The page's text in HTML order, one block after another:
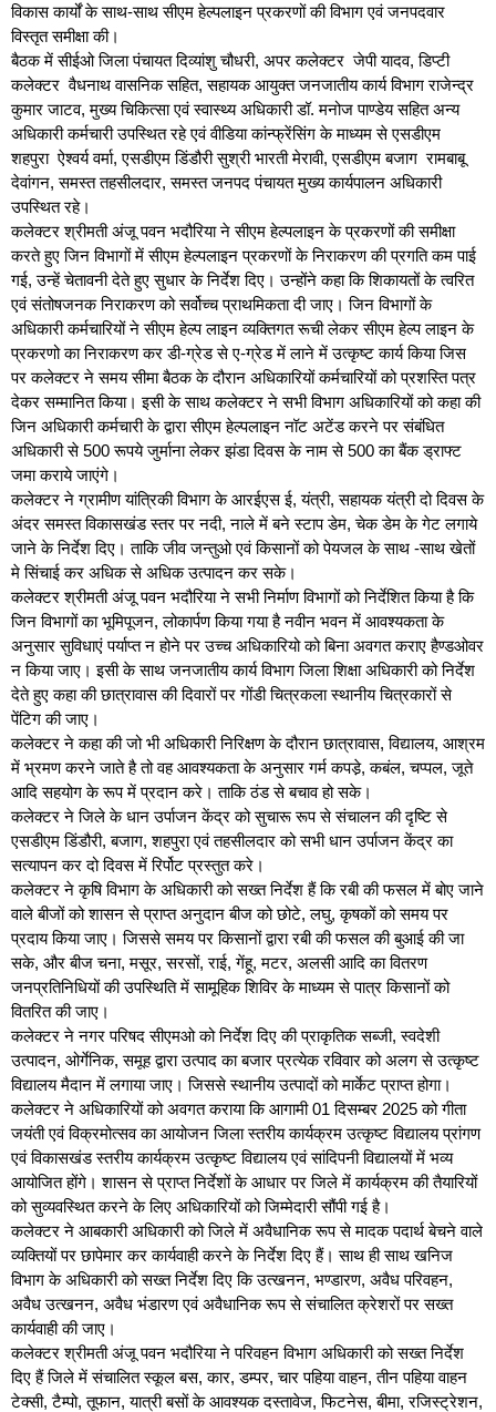
विकास कार्यों के साथ-साथ सीएम हेल्पलाइन प्रकरणों की विभाग एवं जनपदवार
विस्तृत समीक्षा की।
बैठक में सीईओ जिला पंचायत दिव्यांशु चौधरी, अपर कलेक्टर जेपी यादव, डिप्टी
कलेक्टर वैधनाथ वासनिक सहित, सहायक आयुक्त जनजातीय कार्य विभाग राजेन्द्र
कुमार जाटव, मुख्य चिकित्सा एवं स्वास्थ्य अधिकारी डॉ. मनोज पाण्डेय सहित अन्य
अधिकारी कर्मचारी उपस्थित रहे एवं वीडिया कांन्फ्रेंसिंग के माध्यम से एसडीएम
शहपुरा ऐश्वर्य वर्मा, एसडीएम डिंडौरी सुश्री भारती मेरावी, एसडीएम बजाग रामबाबू
देवांगन, समस्त तहसीलदार, समस्त जनपद पंचायत मुख्य कार्यपालन अधिकारी
उपस्थित रहे।
कलेक्टर श्रीमती अंजू पवन भदौरिया ने सीएम हेल्पलाइन के प्रकरणों की समीक्षा
करते हुए जिन विभागों में सीएम हेल्पलाइन प्रकरणों के निराकरण की प्रगति कम पाई
गई, उन्हें चेतावनी देते हुए सुधार के निर्देश दिए। उन्होंने कहा कि शिकायतों के त्वरित
एवं संतोषजनक निराकरण को सर्वोच्च प्राथमिकता दी जाए। जिन विभागों के
अधिकारी कर्मचारियों ने सीएम हेल्प लाइन व्यक्तिगत रूची लेकर सीएम हेल्प लाइन के
प्रकरणो का निराकरण कर डी-ग्रेड से ए-ग्रेड में लाने में उत्कृष्ट कार्य किया जिस
पर कलेक्टर ने समय सीमा बैठक के दौरान अधिकारियों कर्मचारियों को प्रशस्ति पत्र
देकर सम्मानित किया। इसी के साथ कलेक्टर ने सभी विभाग अधिकारियों को कहा की
जिन अधिकारी कर्मचारी के द्वारा सीएम हेल्पलाइन नॉट अटेंड करने पर संबंधित
अधिकारी से 500 रूपये जुर्माना लेकर झंडा दिवस के नाम से 500 का बैंक ड्राफ्ट
जमा कराये जाएंगे।
कलेक्टर ने ग्रामीण यांत्रिकी विभाग के आरईएस ई, यंत्री, सहायक यंत्री दो दिवस के
अंदर समस्त विकासखंड स्तर पर नदी, नाले में बने स्टाप डेम, चेक डेम के गेट लगाये
जाने के निर्देश दिए। ताकि जीव जन्तुओ एवं किसानों को पेयजल के साथ -साथ खेतों
मे सिंचाई कर अधिक से अधिक उत्पादन कर सके।
कलेक्टर श्रीमती अंजू पवन भदौरिया ने सभी निर्माण विभागों को निर्देशित किया है कि
जिन विभागों का भूमिपूजन, लोकार्पण किया गया है नवीन भवन में आवश्यकता के
अनुसार सुविधाएं पर्याप्त न होने पर उच्च अधिकारियो को बिना अवगत कराए हैण्डओवर
न किया जाए। इसी के साथ जनजातीय कार्य विभाग जिला शिक्षा अधिकारी को निर्देश
देते हुए कहा की छात्रावास की दिवारों पर गोंडी चित्रकला स्थानीय चित्रकारों से
पेंटिग की जाए।
कलेक्टर ने कहा की जो भी अधिकारी निरिक्षण के दौरान छात्रावास, विद्यालय, आश्रम
में भ्रमण करने जाते है तो वह आवश्यकता के अनुसार गर्म कपडे़, कबंल, चप्पल, जूते
आदि सहयोग के रूप में प्रदान करे। ताकि ठंड से बचाव हो सके।
कलेक्टर ने जिले के धान उर्पाजन केंद्र को सुचारू रूप से संचालन की दृष्टि से
एसडीएम डिंडौरी, बजाग, शहपुरा एवं तहसीलदार को सभी धान उर्पाजन केंद्र का
सत्यापन कर दो दिवस में रिर्पोट प्रस्तुत करे।
कलेक्टर ने कृषि विभाग के अधिकारी को सख्त निर्देश हैं कि रबी की फसल में बोए जाने
वाले बीजों को शासन से प्राप्त अनुदान बीज को छोटे, लघु, कृषकों को समय पर
प्रदाय किया जाए। जिससे समय पर किसानों द्वारा रबी की फसल की बुआई की जा
सके, और बीज चना, मसूर, सरसों, राई, गेंहू, मटर, अलसी आदि का वितरण
जनप्रतिनिधियों की उपस्थिति में सामूहिक शिविर के माध्यम से पात्र किसानों को
वितरित की जाए।
कलेक्टर ने नगर परिषद सीएमओ को निर्देश दिए की प्राकृतिक सब्जी, स्वदेशी
उत्पादन, ओर्गेनिक, समूह द्वारा उत्पाद का बजार प्रत्येक रविवार को अलग से उत्कृष्ट
विद्यालय मैदान में लगाया जाए। जिससे स्थानीय उत्पादों को मार्केट प्राप्त होगा।
कलेक्टर ने अधिकारियों को अवगत कराया कि आगामी 01 दिसम्बर 2025 को गीता
जयंती एवं विक्रमोत्सव का आयोजन जिला स्तरीय कार्यक्रम उत्कृष्ट विद्यालय प्रांगण
एवं विकासखंड स्तरीय कार्यक्रम उत्कृष्ट विद्यालय एवं सांदिपनी विद्यालयों में भव्य
आयोजित होंगे। शासन से प्राप्त निर्देशों के आधार पर जिले में कार्यक्रम की तैयारियों
को सुव्यवस्थित करने के लिए अधिकारियों को जिम्मेदारी सौंपी गई है।
कलेक्टर ने आबकारी अधिकारी को जिले में अवैधानिक रूप से मादक पदार्थ बेचने वाले
व्यक्तियों पर छापेमार कर कार्यवाही करने के निर्देश दिए हैं। साथ ही साथ खनिज
विभाग के अधिकारी को सख्त निर्देश दिए कि उत्खनन, भण्डारण, अवैध परिवहन,
अवैध उत्खनन, अवैध भंडारण एवं अवैधानिक रूप से संचालित क्रेशरों पर सख्त
कार्यवाही की जाए।
कलेक्टर श्रीमती अंजू पवन भदौरिया ने परिवहन विभाग अधिकारी को सख्त निर्देश
दिए हैं जिले में संचालित स्कूल बस, कार, डम्पर, चार पहिया वाहन, तीन पहिया वाहन
टेक्सी, टैम्पो, तूफान, यात्री बसों के आवश्यक दस्तावेज, फिटनेस, बीमा, रजिस्ट्रेशन,